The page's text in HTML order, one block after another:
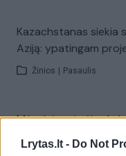
Lrytas.lt - Do Not
Kazachstanas siekia
Aziją: ypatingam
Žinios Pasaulis
Mėsainių mėgėjus